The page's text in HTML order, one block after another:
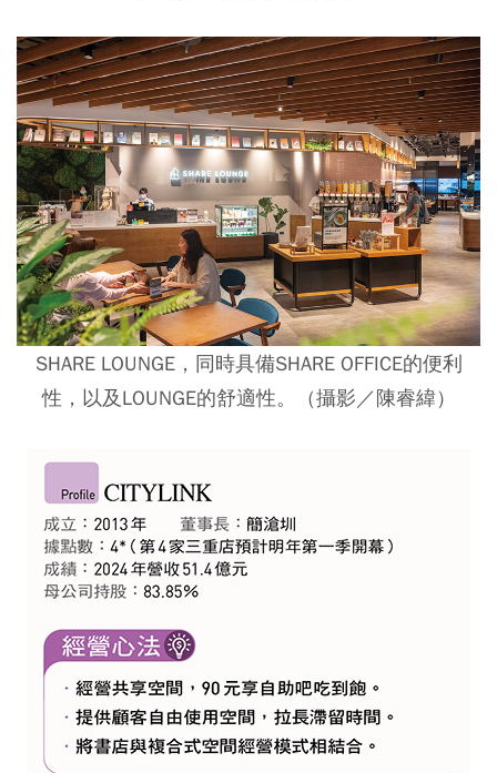
SHARE LOUNGE，同時具備SHARE OFFICE的便利
性，以及LOUNGE的舒適性。（攝影／陳睿緯）